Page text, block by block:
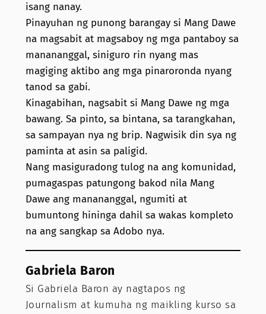
isang nanay.
Pinayuhan ng punong barangay si Mang Dawe
na magsabit at magsaboy ng mga pantaboy sa
manananggal, siniguro rin nyang mas
magiging aktibo ang mga pinaroronda nyang
tanod sa gabi.
Kinagabihan, nagsabit si Mang Dawe ng mga
bawang. Sa pinto, sa bintana, sa tarangkahan,
sa sampayan nya ng brip. Nagwisik din sya ng
paminta at asin sa paligid.
Nang masiguradong tulog na ang komunidad,
pumagaspas patungong bakod nila Mang
Dawe ang manananggal, ngumiti at
bumuntong hininga dahil sa wakas kompleto
na ang sangkap sa Adobo nya.
Gabriela Baron
Si Gabriela Baron ay nagtapos ng
Journalism at kumuha ng maikling kurso sa